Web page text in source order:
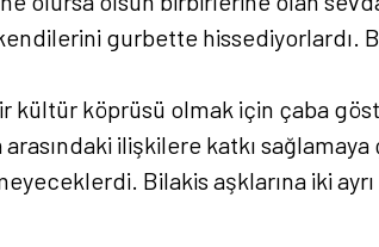
gurbette hissediyorlardı.
kültür köprüsü olmak için çaba
ilişkilere katkı
Bilakis aşklarına iki